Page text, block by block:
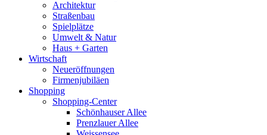
Architektur
Straßenbau
Spielplätze
Umwelt & Natur
Haus + Garten
Wirtschaft
Neueröffnungen
Firmenjubiläen
Shopping
Shopping-Center
Schönhauser Allee
Prenzlauer Allee